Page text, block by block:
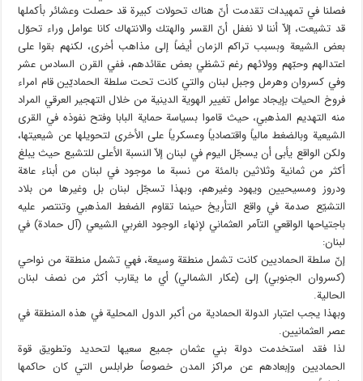
فصلنا في تمهيدات تقدمت أنّ هناك تحولات كبيرة قد حصلت وعشائر بأكملها
قد تشيعت، إلاّ أننا لا نغفل أنّ القسر والهتك والانتهاك كانا عوامل وراء تحوّل
بعض الشيعة وبسبب تراكم الزمان أيضاً إلى مذاهب أخرى، لكنهم بقوا على
اعتدالهم وحبّهم وولائهم رغم تشظي بعض عقائدهم، ففي القرن السادس عشر
وفي كسروان وهرمل وجبل لبنان والتي كانت تحت سلطة الحماديّين قام امراء
فروخ الحيات بإيجاد عوامل تغيير الهوية الدينية من خلال التهجير العرقي المراد
منه التهديم المذهبي، حيث قاموا بسياسة حماية البابا وفتح نفوذه في القرى
الشيعية وبالضغط مالياً واقتصادياً وعسكرياً على الأخرى لتحويلها عن شيعيتها،
ولكن الواقع يأبى أن يسجّل اليوم في لبنان إلاّ النسبة الأعلى للتشيع حيث يبلغ
أكثر من ثمانية وثلاثين بالمئة من نسبة ما موجود في لبنان من أبناء عامّة
ودروز ومسيحيين ويهود وغيرهم، وبهذا تسجّل لبنان بل وغيرها من بلاد
التشيّع صدمة في واقع التأريخ حينما تقاوم الضغط المذهبي وتنتصر عليه
باجتياحها الواقعي التآمر العثماني لإنهاء الوجود الغربي الشيعي (آل حمادة) في
لبنان:
إنّ سلطة الحماديين كانت تشمل منطقة وسيعة، فهي تشمل منطقة من نواحي
(كسروان الجنوبي) إلى (عكار الشمالي) أي ما يقارب أكثر من نصف لبنان
الحالية.
وبهذا يجب اعتبار الدولة الحمادية من أكبر الدول المحلية في هذه المنطقة في
عصر العثمانيين.
لذا فقد استخدمت دولة بني عثمان جميع سعيها لتحديد وتطويق قوة
الحماديين وإبعادهم عن مراكز المدن خصوصاً طرابلس التي كان حاكمها